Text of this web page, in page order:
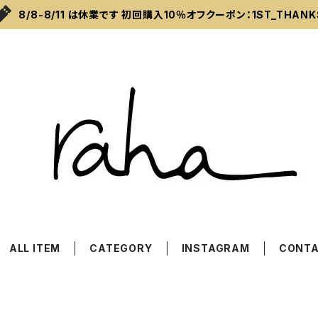
8/8-8/11 は休業です 初回購入10％オフクーポン：
ALL ITEM CATEGORY INSTAGRAM